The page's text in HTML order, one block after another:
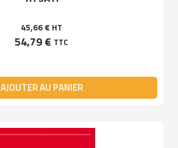
45,66 € HT
54,79 € TTC
AJOUTER AU PANIER